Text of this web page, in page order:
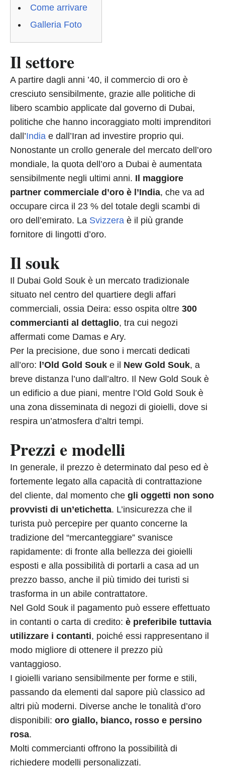
Come arrivare
Galleria Foto
Il settore
A partire dagli anni ’40, il commercio di oro è
cresciuto sensibilmente, grazie alle politiche di
libero scambio applicate dal governo di Dubai,
politiche che hanno incoraggiato molti imprenditori
dall’India e dall’Iran ad investire proprio qui.
Nonostante un crollo generale del mercato dell’oro
mondiale, la quota dell’oro a Dubai è aumentata
sensibilmente negli ultimi anni. Il maggiore
partner commerciale d’oro è l’India, che va ad
occupare circa il 23 % del totale degli scambi di
oro dell’emirato. La Svizzera è il più grande
fornitore di lingotti d’oro.
Il souk
Il Dubai Gold Souk è un mercato tradizionale
situato nel centro del quartiere degli affari
commerciali, ossia Deira: esso ospita oltre 300
commercianti al dettaglio, tra cui negozi
affermati come Damas e Ary.
Per la precisione, due sono i mercati dedicati
all’oro: l’Old Gold Souk e il New Gold Souk, a
breve distanza l’uno dall’altro. Il New Gold Souk è
un edificio a due piani, mentre l’Old Gold Souk è
una zona disseminata di negozi di gioielli, dove si
respira un’atmosfera d’altri tempi.
Prezzi e modelli
In generale, il prezzo è determinato dal peso ed è
fortemente legato alla capacità di contrattazione
del cliente, dal momento che gli oggetti non sono
provvisti di un’etichetta. L’insicurezza che il
turista può percepire per quanto concerne la
tradizione del “mercanteggiare” svanisce
rapidamente: di fronte alla bellezza dei gioielli
esposti e alla possibilità di portarli a casa ad un
prezzo basso, anche il più timido dei turisti si
trasforma in un abile contrattatore.
Nel Gold Souk il pagamento può essere effettuato
in contanti o carta di credito: è preferibile tuttavia
utilizzare i contanti, poiché essi rappresentano il
modo migliore di ottenere il prezzo più
vantaggioso.
I gioielli variano sensibilmente per forme e stili,
passando da elementi dal sapore più classico ad
altri più moderni. Diverse anche le tonalità d’oro
disponibili: oro giallo, bianco, rosso e persino
rosa.
Molti commercianti offrono la possibilità di
richiedere modelli personalizzati.